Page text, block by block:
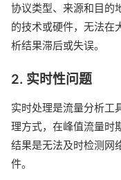
协议类型、来源和目的
的技术或硬件，无法在
析结果滞后或失误。
2. 实时性问题
实时处理是流量分析工
理方式，在峰值流量时
结果是无法及时检测网
件。